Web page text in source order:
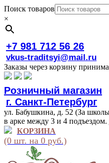
Поиск товаров
×
+7 981 712 56 26
vkus-traditsyi@mail.ru
Заказы через корзину
Розничный магазин
г. Санкт-Петербург
ул. Бабушкина, д. 52 (За
в арке между 3 и 4
КОРЗИНА
(0 шт. на 0 руб.)